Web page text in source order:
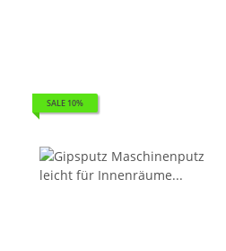
SALE 10%